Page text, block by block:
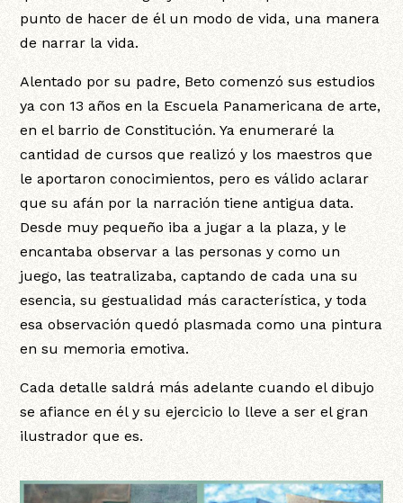
punto de hacer de él un modo de vida, una manera
de narrar la vida.
Alentado por su padre, Beto comenzó sus estudios
ya con 13 años en la Escuela Panamericana de arte,
en el barrio de Constitución. Ya enumeraré la
cantidad de cursos que realizó y los maestros que
le aportaron conocimientos, pero es válido aclarar
que su afán por la narración tiene antigua data.
Desde muy pequeño iba a jugar a la plaza, y le
encantaba observar a las personas y como un
juego, las teatralizaba, captando de cada una su
esencia, su gestualidad más característica, y toda
esa observación quedó plasmada como una pintura
en su memoria emotiva.
Cada detalle saldrá más adelante cuando el dibujo
se afiance en él y su ejercicio lo lleve a ser el gran
ilustrador que es.